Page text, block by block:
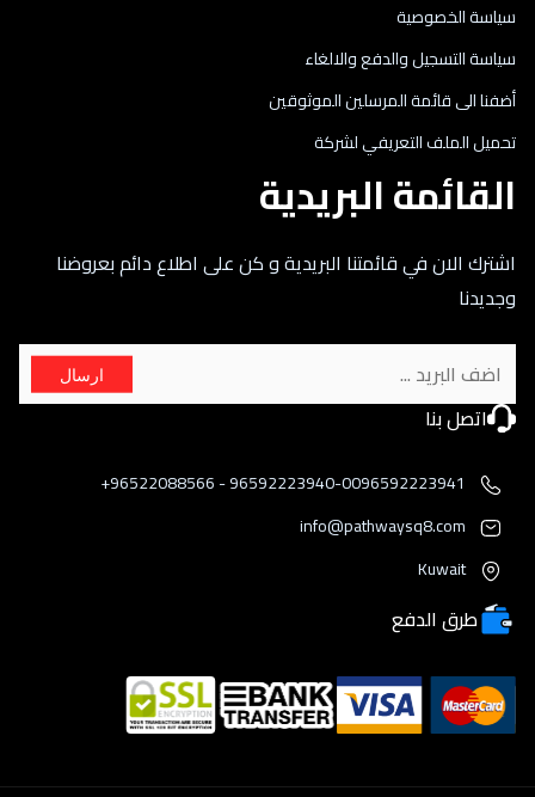
سياسة الخصوصية
سياسة التسجيل والدفع والالغاء
أضفنا الى قائمة المرسلين الموثوقين
تحميل الملف التعريفي لشركة
القائمة البريدية
اشترك الان في قائمتنا البريدية و كن على اطلاع دائم بعروضنا
وجديدنا
ارسال
اتصل بنا
96592223940-0096592223941 - 96522088566+
info@pathwaysq8.com
Kuwait
طرق الدفع